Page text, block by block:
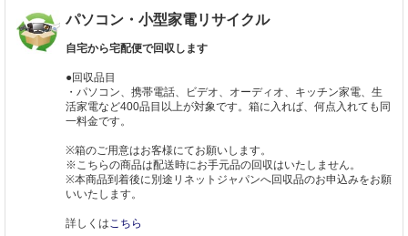
パソコン・小型家電リサイクル
自宅から宅配便で回収します
●回収品目
・パソコン、携帯電話、ビデオ、オーディオ、キッチン家電、生
活家電など400品目以上が対象です。箱に入れば、何点入れても同
一料金です。
※箱のご用意はお客様にてお願いします。
※こちらの商品は配送時にお手元品の回収はいたしません。
※本商品到着後に別途リネットジャパンへ回収品のお申込みをお願
いいたします。
詳しくは こちら